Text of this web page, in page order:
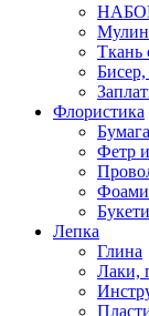
Ткань
Флористика
Фетр
Лепка
Глина
Лаки,